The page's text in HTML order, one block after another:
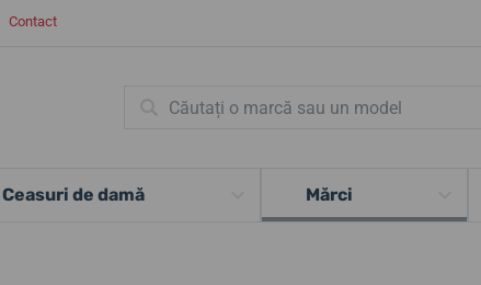
Contact
Ceasuri de damă Mărci